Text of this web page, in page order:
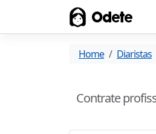
Odete
Home Diaristas
Contrate